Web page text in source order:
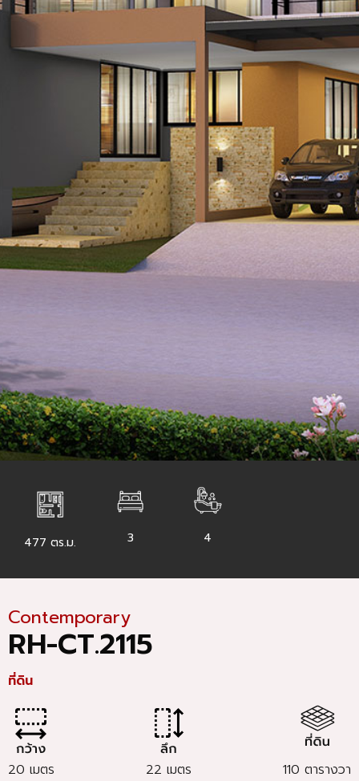
477 ตร.ม. 3 4
Contemporary
RH-CT.2115
ที่ดิน
20 เมตร 22 เมตร 110 ตารางวา